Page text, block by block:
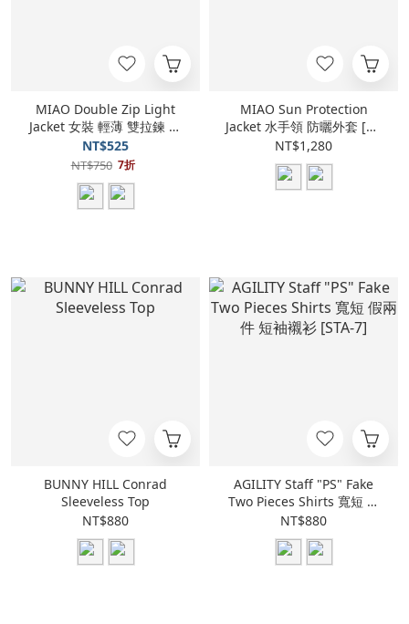
MIAO Double Zip Light
Jacket 女裝 輕薄 雙拉鍊 外
套 [I-05]
NT$525
NT$750 7折
MIAO Sun Protection
Jacket 水手領 防曬外套 [M-
J60]
NT$1,280
BUNNY HILL Conrad
Sleeveless Top
NT$880
AGILITY Staff "PS" Fake
Two Pieces Shirts 寬短 假
兩件 短袖襯衫 [STA-7]
NT$880